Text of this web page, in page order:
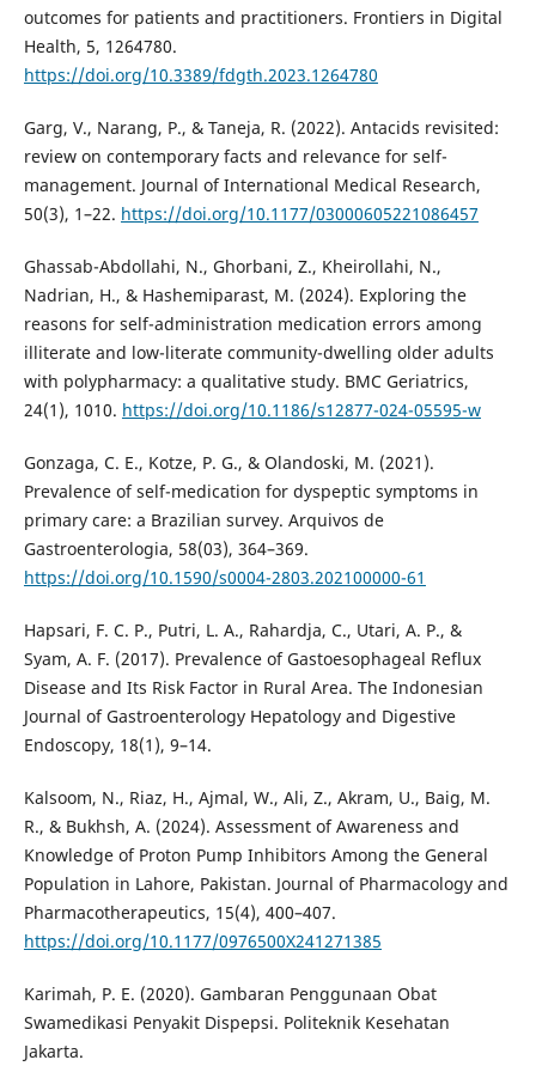
outcomes for patients and practitioners. Frontiers in Digital
Health, 5, 1264780.
https://doi.org/10.3389/fdgth.2023.1264780
Garg, V., Narang, P., & Taneja, R. (2022). Antacids revisited:
review on contemporary facts and relevance for self-
management. Journal of International Medical Research,
50(3), 1–22. https://doi.org/10.1177/03000605221086457
Ghassab-Abdollahi, N., Ghorbani, Z., Kheirollahi, N.,
Nadrian, H., & Hashemiparast, M. (2024). Exploring the
reasons for self-administration medication errors among
illiterate and low-literate community-dwelling older adults
with polypharmacy: a qualitative study. BMC Geriatrics,
24(1), 1010. https://doi.org/10.1186/s12877-024-05595-w
Gonzaga, C. E., Kotze, P. G., & Olandoski, M. (2021).
Prevalence of self-medication for dyspeptic symptoms in
primary care: a Brazilian survey. Arquivos de
Gastroenterologia, 58(03), 364–369.
https://doi.org/10.1590/s0004-2803.202100000-61
Hapsari, F. C. P., Putri, L. A., Rahardja, C., Utari, A. P., &
Syam, A. F. (2017). Prevalence of Gastoesophageal Reflux
Disease and Its Risk Factor in Rural Area. The Indonesian
Journal of Gastroenterology Hepatology and Digestive
Endoscopy, 18(1), 9–14.
Kalsoom, N., Riaz, H., Ajmal, W., Ali, Z., Akram, U., Baig, M.
R., & Bukhsh, A. (2024). Assessment of Awareness and
Knowledge of Proton Pump Inhibitors Among the General
Population in Lahore, Pakistan. Journal of Pharmacology and
Pharmacotherapeutics, 15(4), 400–407.
https://doi.org/10.1177/0976500X241271385
Karimah, P. E. (2020). Gambaran Penggunaan Obat
Swamedikasi Penyakit Dispepsi. Politeknik Kesehatan
Jakarta.